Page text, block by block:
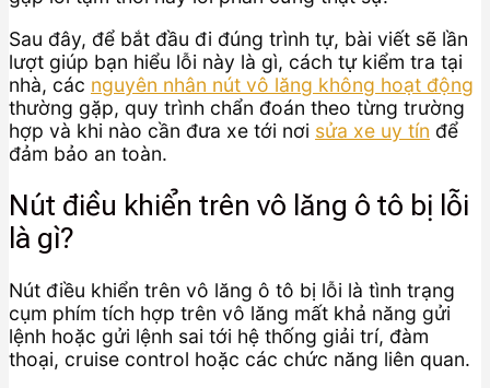
Sau đây, để bắt đầu đi đúng trình tự, bài viết sẽ lần
lượt giúp bạn hiểu lỗi này là gì, cách tự kiểm tra tại
nhà, các nguyên nhân nút vô lăng không hoạt động
thường gặp, quy trình chẩn đoán theo từng trường
hợp và khi nào cần đưa xe tới nơi sửa xe uy tín để
đảm bảo an toàn.
Nút điều khiển trên vô lăng ô tô bị lỗi
là gì?
Nút điều khiển trên vô lăng ô tô bị lỗi là tình trạng
cụm phím tích hợp trên vô lăng mất khả năng gửi
lệnh hoặc gửi lệnh sai tới hệ thống giải trí, đàm
thoại, cruise control hoặc các chức năng liên quan.